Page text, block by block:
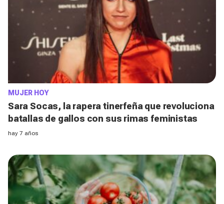
MUJER HOY
Sara Socas, la rapera tinerfeña que revoluciona
batallas de gallos con sus rimas feministas
hay 7 años